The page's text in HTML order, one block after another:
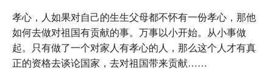
孝心，人如果对自己的生生父母都不怀有一份孝心，那他
如何去做对祖国有贡献的事。万事以小开始。从小事做
起。只有做了一个对家人有孝心的人，那么这个人才有真
正的资格去谈论国家，去对祖国带来贡献……